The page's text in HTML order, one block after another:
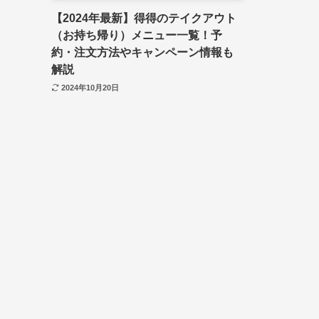
【2024年最新】得得のテイクアウト
（お持ち帰り）メニュー一覧！予
約・注文方法やキャンペーン情報も
解説
2024年10月20日